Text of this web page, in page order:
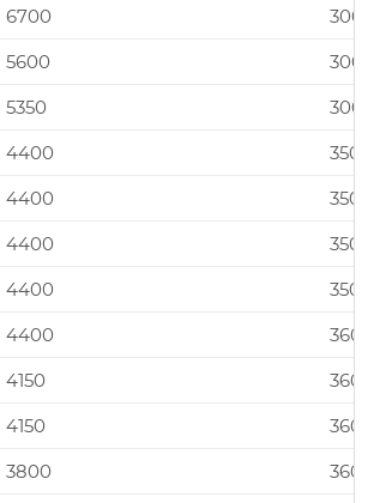
6700
5600
5350
4400
4400
4400
4400
4400
4150
4150
3800